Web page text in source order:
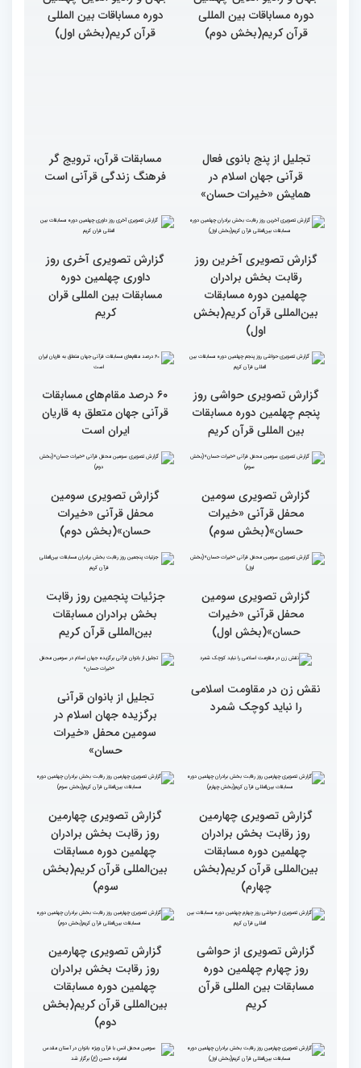
دوره مساباقات بین المللی
قرآن کریم(بخش دوم)
دوره مساباقات بین المللی
قرآن کریم(بخش اول)
تجلیل از پنج بانوی فعال
قرآنی جهان اسلام در
همایش «خیرات حسان»
مسابقات قرآن، ترویج گر
فرهنگ زندگی قرآنی است
گزارش تصویری آخرین روز
رقابت بخش برادران
چهلمین دوره مسابقات
بین‌المللی قرآن کریم(بخش
اول)
گزارش تصویری آخری روز
مسابقات بین المللی قران
کریم
گزارش تصویری حواشی روز
پنجم چهلمین دوره مسابقات
بین المللی قرآن کریم
۶۰ درصد مقام‌های مسابقات
قرآنی جهان متعلق به قاریان
ایران است
گزارش تصویری سومین
محفل قرآنی «خیرات
حسان»(بخش سوم)
گزارش تصویری سومین
محفل قرآنی «خیرات
حسان»(بخش دوم)
گزارش تصویری سومین
جزئیات پنجمین روز رقابت
بخش برادران مسابقات
بین‌المللی قرآن کریم
نقش زن در مقاومت اسلامی
را نباید کوچک شمرد
تجلیل از بانوان قرآنی
برگزیده جهان اسلام در
سومین محفل «خیرات
حسان»
روز رقابت بخش برادران
چهلمین دوره مسابقات
بین‌المللی قرآن کریم(بخش
چهارم)
روز رقابت بخش برادران
چهلمین دوره مسابقات
بین‌المللی قرآن کریم(بخش
سوم)